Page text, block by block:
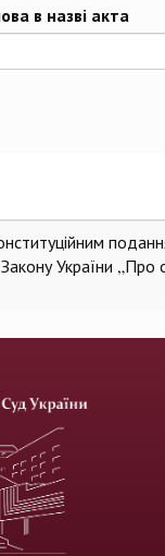
в назві акта
України „Про